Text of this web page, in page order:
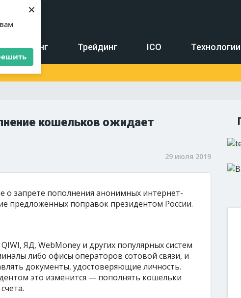
×
Майнинг Трейдинг ICO Технологии
кошельков ожидает
29 июля 2019
запрете пополнения анонимных интернет-
предложенных поправок президентом России.
ЯД, WebMoney и других популярных систем
либо офисы операторов сотовой связи, и
документы, удостоверяющие личность.
это изменится — пополнять кошельки